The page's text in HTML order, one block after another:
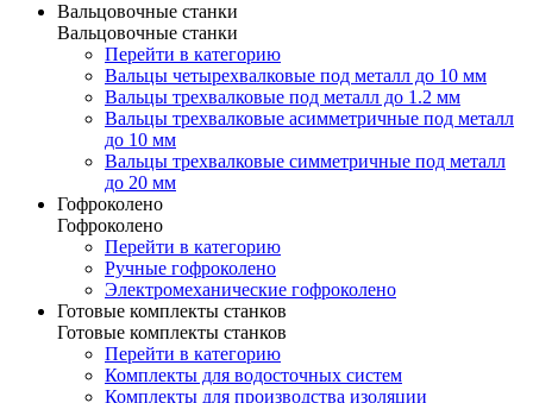
Вальцовочные станки
Вальцовочные станки
Перейти в категорию
Вальцы четырехвалковые под металл до 10 мм
Вальцы трехвалковые под металл до 1.2 мм
Вальцы трехвалковые асимметричные под металл
до 10 мм
Вальцы трехвалковые симметричные под металл
до 20 мм
Гофроколено
Гофроколено
Перейти в категорию
Ручные гофроколено
Электромеханические гофроколено
Готовые комплекты станков
Готовые комплекты станков
Перейти в категорию
Комплекты для водосточных систем
Комплекты для производства изоляции